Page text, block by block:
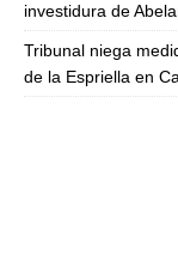
investidura de
Tribunal niega
de la Espriella en